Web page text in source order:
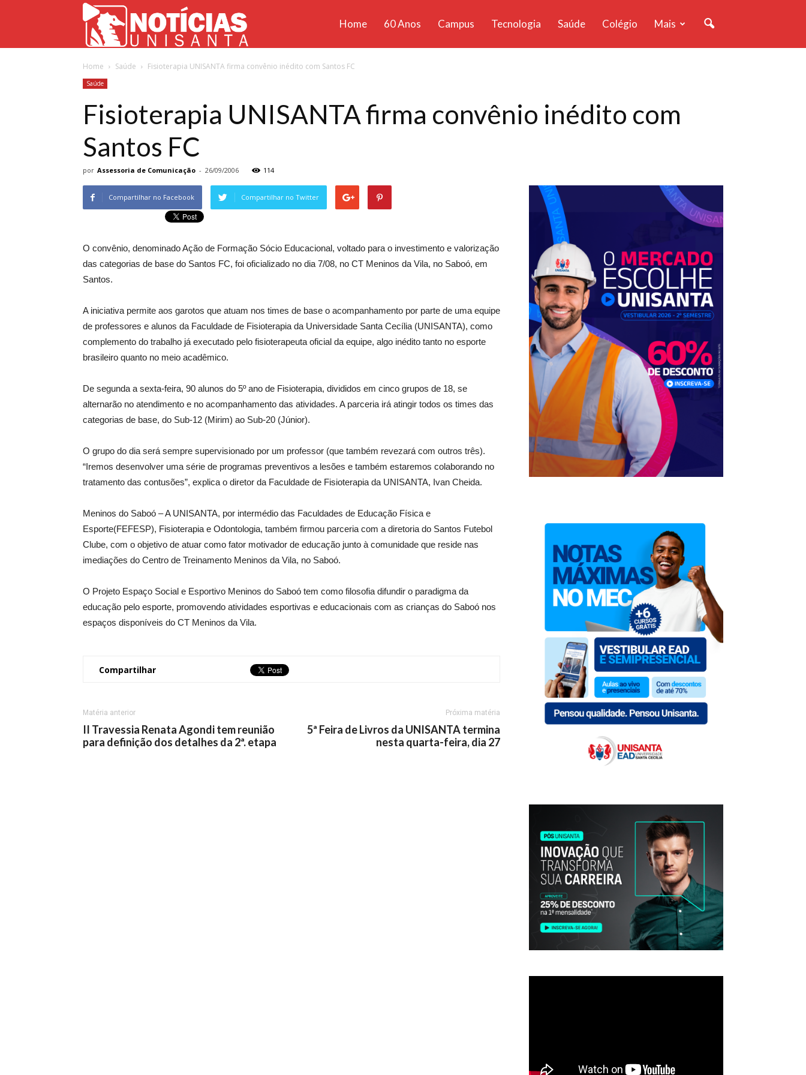
Unisanta
Home 60 Anos Campus Tecnologia Saúde Colégio Mais
Home Saúde Fisioterapia UNISANTA firma convênio inédito com Santos FC
Saúde
Fisioterapia UNISANTA firma convênio inédito com
Santos FC
por Assessoria de Comunicação - 26/09/2006 114
Compartilhar no Facebook Compartilhar no Twitter
O convênio, denominado Ação de Formação Sócio Educacional, voltado para o investimento e valorização
das categorias de base do Santos FC, foi oficializado no dia 7/08, no CT Meninos da Vila, no Saboó, em
Santos.
A iniciativa permite aos garotos que atuam nos times de base o acompanhamento por parte de uma equipe
de professores e alunos da Faculdade de Fisioterapia da Universidade Santa Cecília (UNISANTA), como
complemento do trabalho já executado pelo fisioterapeuta oficial da equipe, algo inédito tanto no esporte
brasileiro quanto no meio acadêmico.
De segunda a sexta-feira, 90 alunos do 5º ano de Fisioterapia, divididos em cinco grupos de 18, se
alternarão no atendimento e no acompanhamento das atividades. A parceria irá atingir todos os times das
categorias de base, do Sub-12 (Mirim) ao Sub-20 (Júnior).
O grupo do dia será sempre supervisionado por um professor (que também revezará com outros três).
“Iremos desenvolver uma série de programas preventivos a lesões e também estaremos colaborando no
tratamento das contusões”, explica o diretor da Faculdade de Fisioterapia da UNISANTA, Ivan Cheida.
Meninos do Saboó – A UNISANTA, por intermédio das Faculdades de Educação Física e
Esporte(FEFESP), Fisioterapia e Odontologia, também firmou parceria com a diretoria do Santos Futebol
Clube, com o objetivo de atuar como fator motivador de educação junto à comunidade que reside nas
imediações do Centro de Treinamento Meninos da Vila, no Saboó.
O Projeto Espaço Social e Esportivo Meninos do Saboó tem como filosofia difundir o paradigma da
educação pelo esporte, promovendo atividades esportivas e educacionais com as crianças do Saboó nos
espaços disponíveis do CT Meninos da Vila.
Compartilhar
Matéria anterior
II Travessia Renata Agondi tem reunião
para definição dos detalhes da 2ª. etapa
Próxima matéria
5ª Feira de Livros da UNISANTA termina
nesta quarta-feira, dia 27